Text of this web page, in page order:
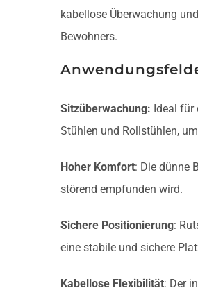
kabellose Überwachung
Bewohners.
Sitzüberwachung: Ideal
Stühlen und Rollstühlen,
Hoher Komfort: Die dünne
störend empfunden wird.
Sichere Positionierung:
eine stabile und sichere
Kabellose Flexibilität: Der